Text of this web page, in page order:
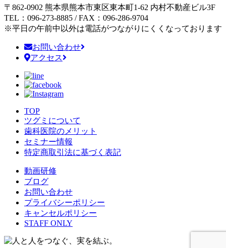
〒862-0902 熊本県熊本市東区東本町1-62 内村不動産ビル3F
TEL：096-273-8885 / FAX：096-286-9704
※平日の午前中以外は電話がつながりにくくなっております
お問い合わせ
アクセス
TOP
ツグミについて
歯科医院のメリット
セミナー情報
特定商取引法に基づく表記
動画研修
ブログ
お問い合わせ
プライバシーポリシー
キャンセルポリシー
STAFF ONLY